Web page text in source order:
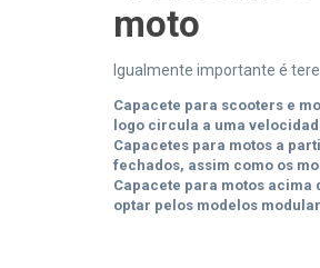
moto
Igualmente importante é
Capacete para scooters e
logo circula a uma
Capacetes para motos a
fechados, assim como os
Capacete para motos acima
optar pelos modelos